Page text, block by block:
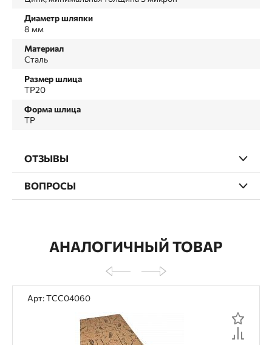
Диаметр шляпки
8 мм
Материал
Сталь
Размер шлица
TP20
Форма шлица
TP
ОТЗЫВЫ
ВОПРОСЫ
АНАЛОГИЧНЫЙ ТОВАР
Арт: TCC04060